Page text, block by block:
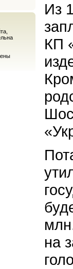
Из
КП
на